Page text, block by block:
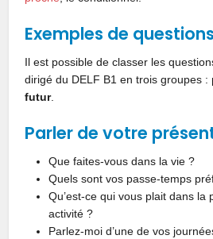
Exemples de questions
Il est possible de classer les
dirigé du DELF B1 en trois groupes :
futur.
Parler de votre
Que faites-vous dans la vie ?
Quels sont vos passe-temps
Qu’est-ce qui vous plait dans la
activité ?
Parlez-moi d’une de vos